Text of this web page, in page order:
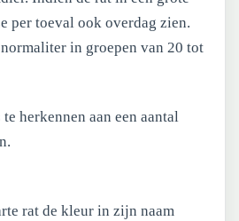
per toeval ook overdag zien.
in groepen van 20 tot
herkennen aan een aantal
rat de kleur in zijn naam